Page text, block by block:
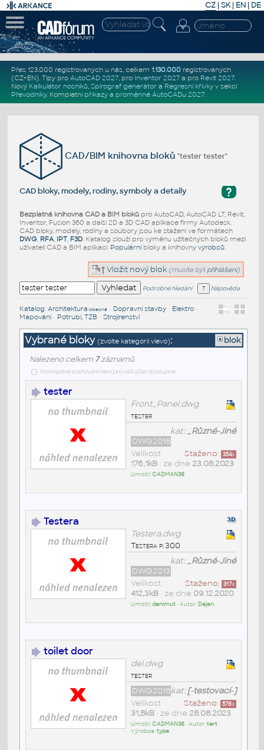
CZ | SK| EN | DE
Přes 123.000 registrovaných u nás, celkem 1.130.000registrovaných
(CZ+EN). Tipy pro AutoCAD 2027, pro Inventor 2027a pro Revit 2027.
Nový Kalkulátor nosníků, Spirograf generátor a Regresní křivkyv sekci
Převodníky. Kompletní příkazya proměnné AutoCADu 2027.
CAD/BIM knihovna bloků"tester tester"
?
CAD bloky, modely, rodiny, symboly a detaily
Bezplatná knihovna CAD a BIM blokůpro AutoCAD, AutoCAD LT, Revit,
Inventor, Fusion 360 a další 2D a 3D CAD aplikace firmy Autodesk.
CAD bloky, modely, rodiny a soubory jsou ke stažení ve formátech
DWG, RFA, IPT, F3D. Katalog slouží pro výměnu užitečných bloků mezi
uživateli CAD a BIM aplikací. Populárníbloky a knihovny výrobců.
Vložit nový blok (musíte být přihlášeni)
Podrobné hledání Nápověda
Katalog: Architektura/obecné• Dopravní stavby• Elektro•
Mapování• Potrubí, TZB • Strojírenství
Vybrané bloky (zvolte kategorii vlevo): blok
Nalezeno celkem 7záznamů
hromadné stahování není pro váš účet dostupné
tester
Front_Panel.dwg
tester
kat:_Různé-Jiné
DWG2018
Staženo: 354x
Velikost
176,1kB• ze dne 23.08.2023
Umístil:CADMAN38
Testera
Testera.dwg
Testera fi 300
kat:_Různé-Jiné
DWG2013
Staženo: 317x
Velikost
412,3kB• ze dne 09.12.2020
Umístil:denimut• Autor: Dejan
toilet door
del.dwg
tester
kat:[-testovací-]
DWG2018
Staženo: 576x
Velikost
31,8kB• ze dne 28.08.2023
Umístil:CADMAN38• Autor:tert•
Výrobce:type